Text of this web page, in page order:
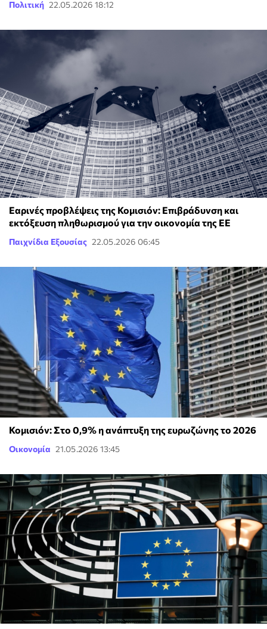
Πολιτική 22.05.2026 18:12
Εαρινές προβλέψεις της Κομισιόν: Επιβράδυνση και
εκτόξευση πληθωρισμού για την οικονομία της ΕΕ
Παιχνίδια Εξουσίας 22.05.2026 06:45
Κομισιόν: Στο 0,9% η ανάπτυξη της ευρωζώνης το 2026
Οικονομία 21.05.2026 13:45